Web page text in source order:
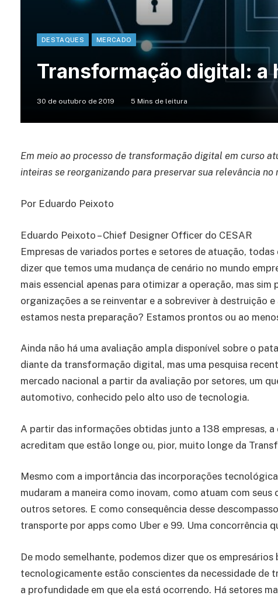
DESTAQUES MERCADO
Transformação digital: a
30 de outubro de 2019 5 Mins de leitura
Em meio ao processo de transformação digital em curso
inteiras se reorganizando para preservar sua relevância no
Por Eduardo Peixoto
Eduardo Peixoto – Chief Designer Officer do CESAR
Empresas de variados portes e setores de atuação,
dizer que temos uma mudança de cenário no mundo
mais essencial apenas para otimizar a operação, mas
organizações a se reinventar e a sobreviver à destruição
estamos nesta preparação? Estamos prontos ou ao
Ainda não há uma avaliação ampla disponível sobre o
diante da transformação digital, mas uma pesquisa
mercado nacional a partir da avaliação por setores, um
automotivo, conhecido pelo alto uso de tecnologia.
A partir das informações obtidas junto a 138 empresas,
acreditam que estão longe ou, pior, muito longe da
Mesmo com a importância das incorporações
mudaram a maneira como inovam, como atuam com
outros setores. E como consequência desse
transporte por apps como Uber e 99. Uma concorrência
De modo semelhante, podemos dizer que os
tecnologicamente estão conscientes da necessidade de
a profundidade em que ela está ocorrendo. Há setores